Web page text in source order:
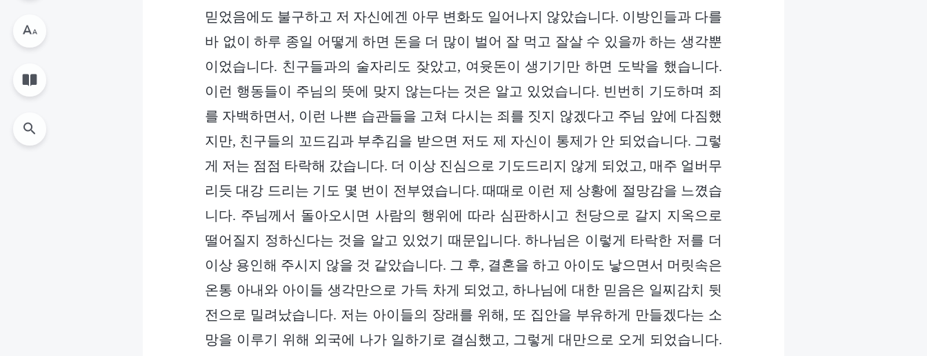
믿었음에도 불구하고 저 자신에겐 아무 변화도 일어나지 않았습니다. 이방인들과 다를
바 없이 하루 종일 어떻게 하면 돈을 더 많이 벌어 잘 먹고 잘살 수 있을까 하는 생각뿐
이었습니다. 친구들과의 술자리도 잦았고, 여윳돈이 생기기만 하면 도박을 했습니다.
이런 행동들이 주님의 뜻에 맞지 않는다는 것은 알고 있었습니다. 빈번히 기도하며 죄
를 자백하면서, 이런 나쁜 습관들을 고쳐 다시는 죄를 짓지 않겠다고 주님 앞에 다짐했
지만, 친구들의 꼬드김과 부추김을 받으면 저도 제 자신이 통제가 안 되었습니다. 그렇
게 저는 점점 타락해 갔습니다. 더 이상 진심으로 기도드리지 않게 되었고, 매주 얼버무
리듯 대강 드리는 기도 몇 번이 전부였습니다. 때때로 이런 제 상황에 절망감을 느꼈습
니다. 주님께서 돌아오시면 사람의 행위에 따라 심판하시고 천당으로 갈지 지옥으로
떨어질지 정하신다는 것을 알고 있었기 때문입니다. 하나님은 이렇게 타락한 저를 더
이상 용인해 주시지 않을 것 같았습니다. 그 후, 결혼을 하고 아이도 낳으면서 머릿속은
온통 아내와 아이들 생각만으로 가득 차게 되었고, 하나님에 대한 믿음은 일찌감치 뒷
전으로 밀려났습니다. 저는 아이들의 장래를 위해, 또 집안을 부유하게 만들겠다는 소
망을 이루기 위해 외국에 나가 일하기로 결심했고, 그렇게 대만으로 오게 되었습니다.